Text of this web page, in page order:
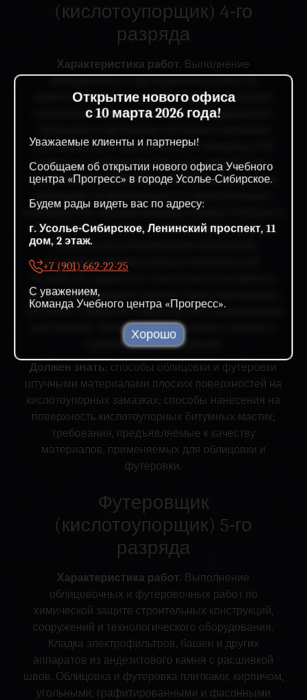
Открытие нового офиса
с 10 марта 2026 года!
Уважаемые клиенты и партнеры!
Сообщаем об открытии нового офиса Учебного
центра «Прогресс» в городе Усолье-Сибирское.
Будем рады видеть вас по адресу:
г. Усолье-Сибирское, Ленинский проспект, 11
дом, 2 этаж.
+7 (901) 662-22-25
С уважением,
Команда Учебного центра «Прогресс».
Хорошо
(кислотоупорщик) 4‑го
разряда
Характеристика работ. Выполнение
химической защите строительных конструкций,
сооружений и технологического оборудования.
вертикальных и горизонтальных поверхностей
сверху по готовым маякам с расшивкой швов.
Заполнение и расшивка швов кислотоупорными
замазками на вертикальных и горизонтальных
поверхностях, обрабатываемых сверху. Плоская и
прямолинейная тёска кислотоупорного кирпича.
Покрытие кислотоупорными битумными
мастиками горизонтальных поверхностей.
бетона в резервуарах, ваннах, баках‑хранилищах,
на стенах. Покрытие поверхностей специальными
растворами. Укладка кислотоупорного бетона в
строительные конструкции.
Должен знать: способы облицовки и футеровки
штучными материалами плоских поверхностей на
кислотоупорных замазках; способы нанесения на
поверхность кислотоупорных битумных мастик;
требования, предъявляемые к качеству
материалов, применяемых для облицовки и
футеровки.
Футеровщик
(кислотоупорщик) 5‑го
разряда
Характеристика работ. Выполнение
облицовочных и футеровочных работ по
химической защите строительных конструкций,
сооружений и технологического оборудования.
Кладка электрофильтров, башен и других
аппаратов из андезитового камня с расшивкой
швов. Облицовка и футеровка плитками, кирпичом,
угольными, графитированными и фасонными